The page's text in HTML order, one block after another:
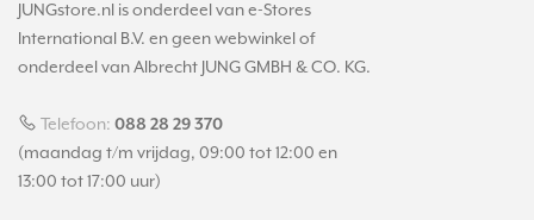
JUNGstore.nl is onderdeel van e-Stores
International B.V. en geen webwinkel of
onderdeel van Albrecht JUNG GMBH & CO. KG.
Telefoon: 088 28 29 370
(maandag t/m vrijdag, 09:00 tot 12:00 en
13:00 tot 17:00 uur)